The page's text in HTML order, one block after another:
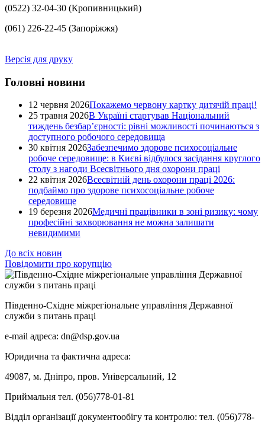
(0522) 32-04-30 (Кропивницький)
(061) 226-22-45 (Запоріжжя)
Версія для друку
Головні новини
12 червня 2026Покажемо червону картку дитячій праці!
25 травня 2026В Україні стартував Національний
тиждень безбар’єрності: рівні можливості починаються з
доступного робочого середовища
30 квітня 2026Забезпечимо здорове психосоціальне
робоче середовище: в Києві відбулося засідання круглого
столу з нагоди Всесвітнього дня охорони праці
22 квітня 2026Всесвітній день охорони праці 2026:
подбаймо про здорове психосоціальне робоче
середовище
19 березня 2026Медичні працівники в зоні ризику: чому
професійні захворювання не можна залишати
невидимими
До всіх новин
Повідомити про корупцію
Південно-Східне міжрегіональне управління Державної
служби з питань праці
e-mail адреса: dn@dsp.gov.ua
Юридична та фактична адреса:
49087, м. Дніпро, пров. Універсальний, 12
Приймальня тел. (056)778-01-81
Відділ організації документообігу та контролю: тел. (056)778-